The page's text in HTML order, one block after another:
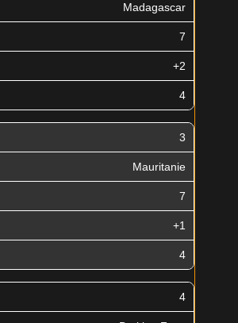
Madagascar
7
+2
4
3
Mauritanie
7
+1
4
4